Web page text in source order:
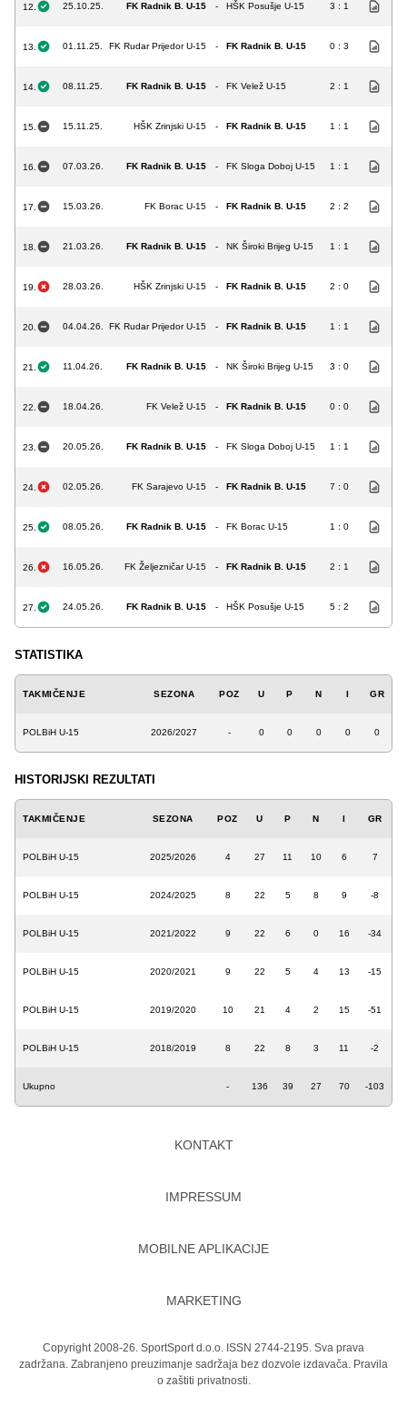
12. 25.10.25. FK Radnik B. U-15 - HŠK Posušje U-15 3 : 1
13. 01.11.25. FK Rudar Prijedor U-15 - FK Radnik B. U-15 0 : 3
14. 08.11.25. FK Radnik B. U-15 - FK Velež U-15 2 : 1
15. 15.11.25. HŠK Zrinjski U-15 - FK Radnik B. U-15 1 : 1
16. 07.03.26. FK Radnik B. U-15 - FK Sloga Doboj U-15 1 : 1
17. 15.03.26. FK Borac U-15 - FK Radnik B. U-15 2 : 2
18. 21.03.26. FK Radnik B. U-15 - NK Široki Brijeg U-15 1 : 1
19. 28.03.26. HŠK Zrinjski U-15 - FK Radnik B. U-15 2 : 0
20. 04.04.26. FK Rudar Prijedor U-15 - FK Radnik B. U-15 1 : 1
21. 11.04.26. FK Radnik B. U-15 - NK Široki Brijeg U-15 3 : 0
22. 18.04.26. FK Velež U-15 - FK Radnik B. U-15 0 : 0
23. 20.05.26. FK Radnik B. U-15 - FK Sloga Doboj U-15 1 : 1
24. 02.05.26. FK Sarajevo U-15 - FK Radnik B. U-15 7 : 0
25. 08.05.26. FK Radnik B. U-15 - FK Borac U-15 1 : 0
26. 16.05.26. FK Željezničar U-15 - FK Radnik B. U-15 2 : 1
27. 24.05.26. FK Radnik B. U-15 - HŠK Posušje U-15 5 : 2
STATISTIKA
TAKMIČENJE SEZONA POZ U P N I GR
POLBiH U-15 2026/2027 - 0 0 0 0 0
HISTORIJSKI REZULTATI
TAKMIČENJE SEZONA POZ U P N I GR
POLBiH U-15 2025/2026 4 27 11 10 6 7
POLBiH U-15 2024/2025 8 22 5 8 9 -8
POLBiH U-15 2021/2022 9 22 6 0 16 -34
POLBiH U-15 2020/2021 9 22 5 4 13 -15
POLBiH U-15 2019/2020 10 21 4 2 15 -51
POLBiH U-15 2018/2019 8 22 8 3 11 -2
Ukupno - 136 39 27 70 -103
KONTAKT
IMPRESSUM
MOBILNE APLIKACIJE
MARKETING
Copyright 2008-26. SportSport d.o.o. ISSN 2744-2195. Sva prava
zadržana. Zabranjeno preuzimanje sadržaja bez dozvole izdavača. Pravila
o zaštiti privatnosti.